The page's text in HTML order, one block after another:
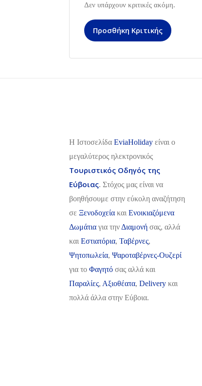
Δεν υπάρχουν κριτικές ακόμη.
Προσθήκη Κριτικής
H Ιστοσελίδα EviaHoliday είναι ο
μεγαλύτερος ηλεκτρονικός
Τουριστικός Οδηγός της
Εύβοιας. Στόχος μας είναι να
βοηθήσουμε στην εύκολη αναζήτηση
σε Ξενοδοχεία και Ενοικιαζόμενα
Δωμάτια για την Διαμονή σας, αλλά
και Εστιατόρια, Ταβέρνες,
Ψητοπωλεία, Ψαροταβέρνες-Ουζερί
για το Φαγητό σας αλλά και
Παραλίες, Αξιοθέατα, Delivery και
πολλά άλλα στην Εύβοια.